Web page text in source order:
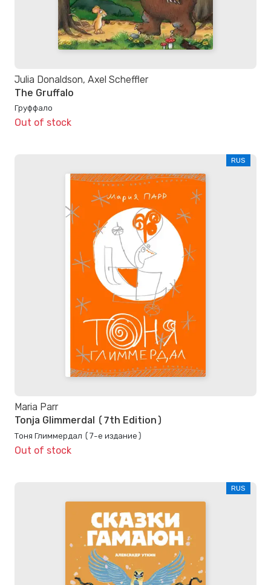
Julia Donaldson, Axel Scheffler
The Gruffalo
Груффало
Out of stock
RUS
Maria Parr
Tonja Glimmerdal (7th Edition)
Тоня Глиммердал (7-е издание)
Out of stock
RUS